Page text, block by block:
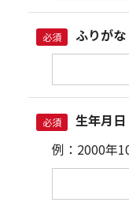
必須 ふりがな
必須
生年月日
例：2000年